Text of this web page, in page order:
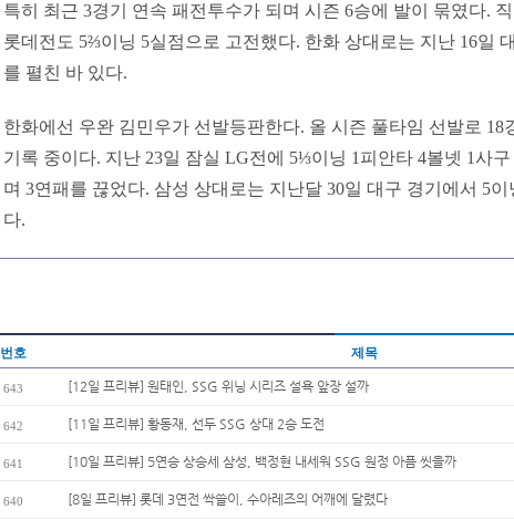
특히 최근 3경기 연속 패전투수가 되며 시즌 6승에 발이 묶였다.
롯데전도 5⅔이닝 5실점으로 고전했다. 한화 상대로는 지난 16일
를 펼친 바 있다.
한화에선 우완 김민우가 선발등판한다. 올 시즌 풀타임 선발로 18
기록 중이다. 지난 23일 잠실 LG전에 5⅓이닝 1피안타 4볼넷 1사
며 3연패를 끊었다. 삼성 상대로는 지난달 30일 대구 경기에서 5
다.
번호 제목
643 [12일 프리뷰] 원태인, SSG 위닝 시리즈 설욕 앞장 설까
642 [11일 프리뷰] 황동재, 선두 SSG 상대 2승 도전
641 [10일 프리뷰] 5연승 상승세 삼성, 백정현 내세워 SSG 원정 아픔 씻을까
640 [8일 프리뷰] 롯데 3연전 싹쓸이, 수아레즈의 어깨에 달렸다